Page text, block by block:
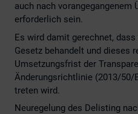
auch nach vorangegangenem
erforderlich sein.
Es wird damit gerechnet,
Gesetz behandelt und dieses
Umsetzungsfrist der
Änderungsrichtlinie (2013/50/
treten wird.
Neuregelung des Delisting